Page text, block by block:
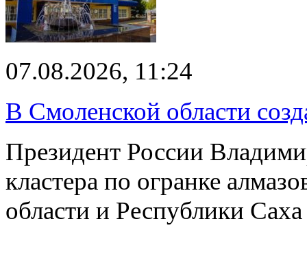
07.08.2026, 11:24
В Смоленской области
Президент России
кластера по огранке
области и Республики